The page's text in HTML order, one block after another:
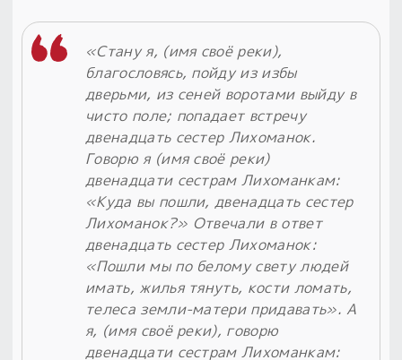
«Стану я, (имя своё реки),
благословясь, пойду из избы
дверьми, из сеней воротами выйду в
чисто поле; попадает встречу
двенадцать сестер Лихоманок.
Говорю я (имя своё реки)
двенадцати сестрам Лихоманкам:
«Куда вы пошли, двенадцать сестер
Лихоманок?» Отвечали в ответ
двенадцать сестер Лихоманок:
«Пошли мы по белому свету людей
имать, жилья тянуть, кости ломать,
телеса земли-матери придавать». А
я, (имя своё реки), говорю
двенадцати сестрам Лихоманкам: